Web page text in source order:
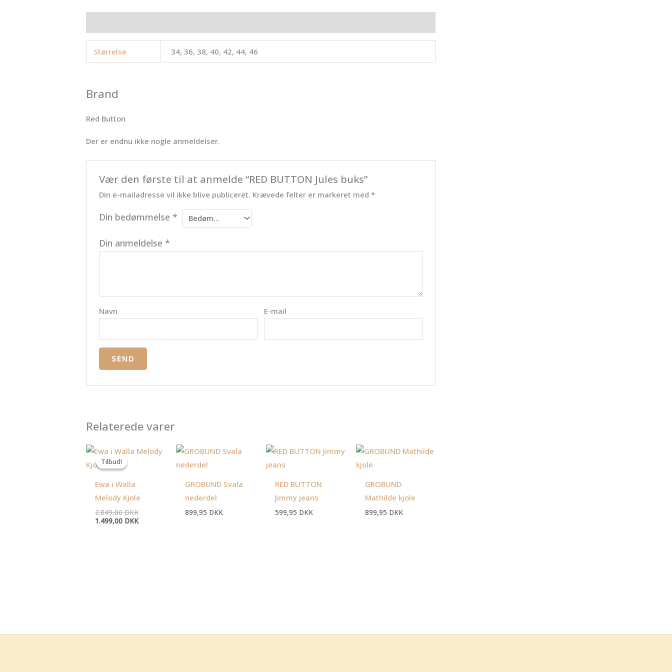
Størrelse 34, 36, 38, 40, 42, 44, 46
Brand
Red Button
Der er endnu ikke nogle anmeldelser.
Vær den første til at anmelde “RED BUTTON Jules buks”
Din e-mailadresse vil ikke blive publiceret. Krævede felter er markeret med*
Din bedømmelse *
Din anmeldelse *
Navn E-mail
Relaterede varer
Tilbud!
Tilbud!
Ewa i Walla
Melody Kjole
2.849,00DKK
Den
oprindelige
1.499,00 DKK
Den
aktuelle
GROBUND Svala
nederdel
899,95 DKK
RED BUTTON
Jimmy jeans
599,95 DKK
GROBUND
Mathilde kjole
899,95 DKK